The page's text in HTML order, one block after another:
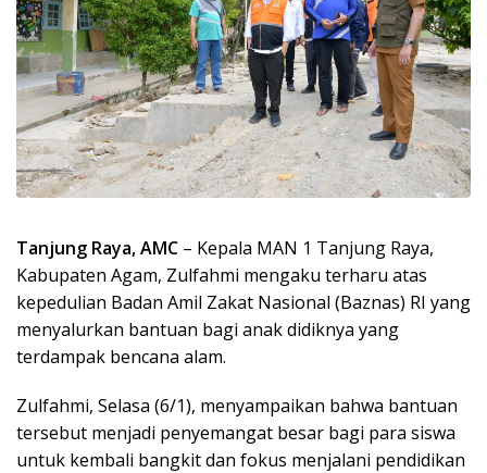
Tanjung Raya, AMC – Kepala MAN 1 Tanjung Raya,
Kabupaten Agam, Zulfahmi mengaku terharu atas
kepedulian Badan Amil Zakat Nasional (Baznas) RI yang
menyalurkan bantuan bagi anak didiknya yang
terdampak bencana alam.
Zulfahmi, Selasa (6/1), menyampaikan bahwa bantuan
tersebut menjadi penyemangat besar bagi para siswa
untuk kembali bangkit dan fokus menjalani pendidikan